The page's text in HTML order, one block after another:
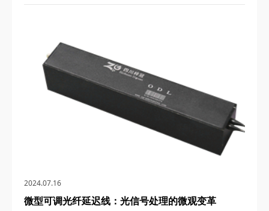
2024.07.16
微型可调光纤延迟线：光信号处理的微观变革